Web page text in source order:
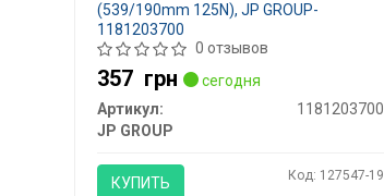
(539/190mm 125N), JP GROUP-
1181203700
0 отзывов
357 грн
сегодня
Артикул:
1181203700
JP GROUP
КУПИТЬ Код: 127547-19